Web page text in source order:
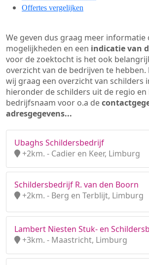
Offertes vergelijken
We geven dus graag meer informatie
mogelijkheden en een indicatie van
voor de zoektocht is het ook
overzicht van de bedrijven te
wij graag een overzicht van schilders
hieronder de schilders uit de regio en
bedrijfsnaam voor o.a de
adresgegevens...
Ubaghs Schildersbedrijf
+2km. - Cadier en Keer, Limburg
Schildersbedrijf R. van den Boorn
+2km. - Berg en Terblijt, Limburg
Lambert Niesten Stuk- en
+3km. - Maastricht, Limburg